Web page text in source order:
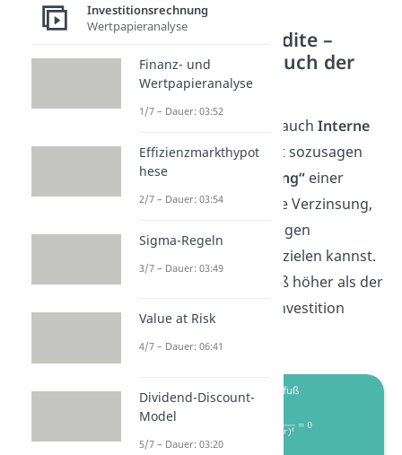
Die interne Rendite –
Methode oder auch der
interne Zinsfuß
auchInterne
Renditegenannt, gibt sozusagen
die„Effektivverzinsung“ einer
Investition an, also die Verzinsung,
die du mit dem jeweiligen
Investitionsprojekt erzielen kannst.
Ist der Interne Zinsfuß höher als der
Marktzins sollte die Investition
Investitionsrechnung
Wertpapieranalyse
Finanz- und
Wertpapieranalyse
1/7 – Dauer: 03:52
Effizienzmarkthypot
hese
2/7 – Dauer: 03:54
Sigma-Regeln
3/7 – Dauer: 03:49
Value at Risk
4/7 – Dauer: 06:41
Dividend-Discount-
Model
5/7 – Dauer: 03:20